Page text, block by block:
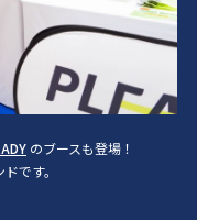
のブースも登場！
です。